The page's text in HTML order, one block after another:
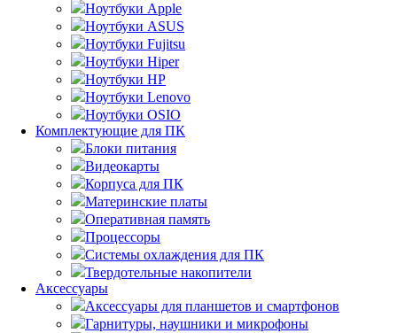
Ноутбуки Apple
Ноутбуки ASUS
Ноутбуки Fujitsu
Ноутбуки Hiper
Ноутбуки HP
Ноутбуки Lenovo
Ноутбуки OSIO
Комплектующие для ПК
Блоки питания
Видеокарты
Корпуса для ПК
Материнские платы
Оперативная память
Процессоры
Системы охлаждения для ПК
Твердотельные накопители
Аксессуары
Аксессуары для планшетов и смартфонов
Гарнитуры, наушники и микрофоны